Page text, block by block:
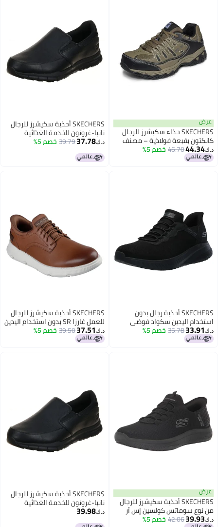
عرض
SKECHERS حذاء سكيشرز للرجال
كانكتون بقبعة فولاذية – مصنف
لمخاطر الكهرباء، مع رغوة الذاكرة،
لون الحصى/أسود، مقاس 9.5 عريض
د.ك‏44.34
46.70خصم 5%
SKECHERS أحذية سكيشرز للرجال
نانبا-غروتون للخدمة الغذائية
د.ك‏37.78
39.79خصم 5%
SKECHERS أحذية رجال بدون
استخدام اليدين سكواد فوضى
سوداء
د.ك‏33.91
35.78خصم 5%
SKECHERS أحذية سكيشرز للرجال
للعمل غارزا SR بدون استخدام اليدين
د.ك‏37.51
39.50خصم 5%
عرض
SKECHERS أحذية سكيشرز للرجال
من نوع سوماتس كولسين إس آر
بدون استخدام اليدين، BBK، 9
د.ك‏39.93
42.06خصم 5%
SKECHERS أحذية سكيشرز للرجال
نانبا-غروتون للخدمة الغذائية
د.ك‏39.98